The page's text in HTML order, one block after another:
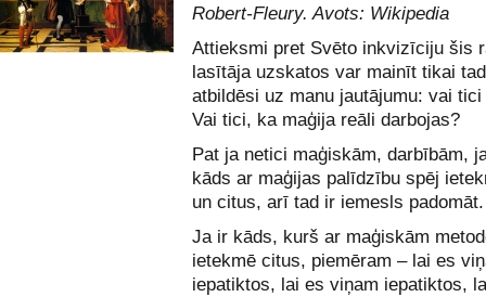
Robert-Fleury. Avots: Wikipedia
Attieksmi pret Svēto inkvizīciju šis
lasītāja uzskatos var mainīt tikai
atbildēsi uz manu jautājumu: vai tici
Vai tici, ka maģija reāli darbojas?
Pat ja netici maģiskām, darbībām,
kāds ar maģijas palīdzību spēj
un citus, arī tad ir iemesls padomāt.
Ja ir kāds, kurš ar maģiskām
ietekmē citus, piemēram – lai es
iepatiktos, lai es viņam iepatiktos,